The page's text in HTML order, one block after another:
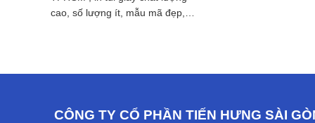
cao, số lượng ít, mẫu mã đẹp,
CÔNG TY CỔ PHẦN TIẾN HƯNG SÀI